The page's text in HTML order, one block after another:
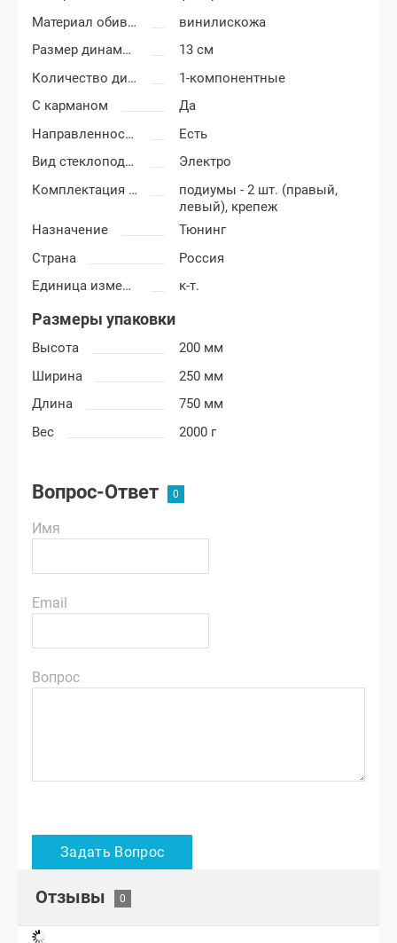
Материал обивки подиумов
винилискожа
Размер динамиков
13 см
Количество динамиков
1-компонентные
С карманом
Да
Направленность
Есть
Вид стеклоподъемников
Электро
Комплектация подиумов
подиумы - 2 шт. (правый,
левый), крепеж
Назначение
Тюнинг
Страна
Россия
Единица измерения
к-т.
Размеры упаковки
Высота
200 мм
Ширина
250 мм
Длина
750 мм
Вес
2000 г
Вопрос-Ответ
Имя
Email
Вопрос
Отзывы